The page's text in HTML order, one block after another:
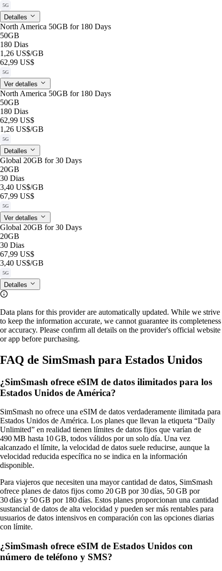
5G
Detalles
North America 50GB for 180 Days
50GB
180 Dias
1,26 US$/GB
62,99 US$
5G
Ver detalles
North America 50GB for 180 Days
50GB
180 Dias
62,99 US$
1,26 US$/GB
5G
Detalles
Global 20GB for 30 Days
20GB
30 Dias
3,40 US$/GB
67,99 US$
5G
Ver detalles
Global 20GB for 30 Days
20GB
30 Dias
67,99 US$
3,40 US$/GB
5G
Detalles
Data plans for this provider are automatically updated. While we strive
to keep the information accurate, we cannot guarantee its completeness
or accuracy. Please confirm all details on the provider's official website
or app before purchasing.
FAQ de SimSmash para Estados Unidos
¿SimSmash ofrece eSIM de datos ilimitados para los
Estados Unidos de América?
SimSmash no ofrece una eSIM de datos verdaderamente ilimitada para
Estados Unidos de América. Los planes que llevan la etiqueta “Daily
Unlimited” en realidad tienen límites de datos fijos que varían de
490 MB hasta 10 GB, todos válidos por un solo día. Una vez
alcanzado el límite, la velocidad de datos suele reducirse, aunque la
velocidad reducida específica no se indica en la información
disponible.
Para viajeros que necesiten una mayor cantidad de datos, SimSmash
ofrece planes de datos fijos como 20 GB por 30 días, 50 GB por
30 días y 50 GB por 180 días. Estos planes proporcionan una cantidad
sustancial de datos de alta velocidad y pueden ser más rentables para
usuarios de datos intensivos en comparación con las opciones diarias
con límite.
¿SimSmash ofrece eSIM de Estados Unidos con
número de teléfono y SMS?